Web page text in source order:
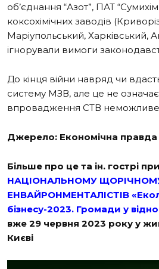
об’єднання “Азот”, ПАТ
коксохімічних заводів
Маріупольський, Харківський,
ігнорували вимоги
До кінця війни навряд чи
систему МЗВ, але це не
впровадження СТВ
Джерело: Економічна правда
Більше про це та ін. гострі
НАЦІОНАЛЬНОМУ
ЕНВАЙРОНМЕНТАЛІСТІВ
бізнесу-2023. Громади у
вже 29 червня 2023 року у
Києві